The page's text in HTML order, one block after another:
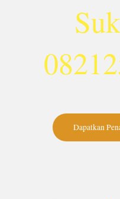
Dapatkan